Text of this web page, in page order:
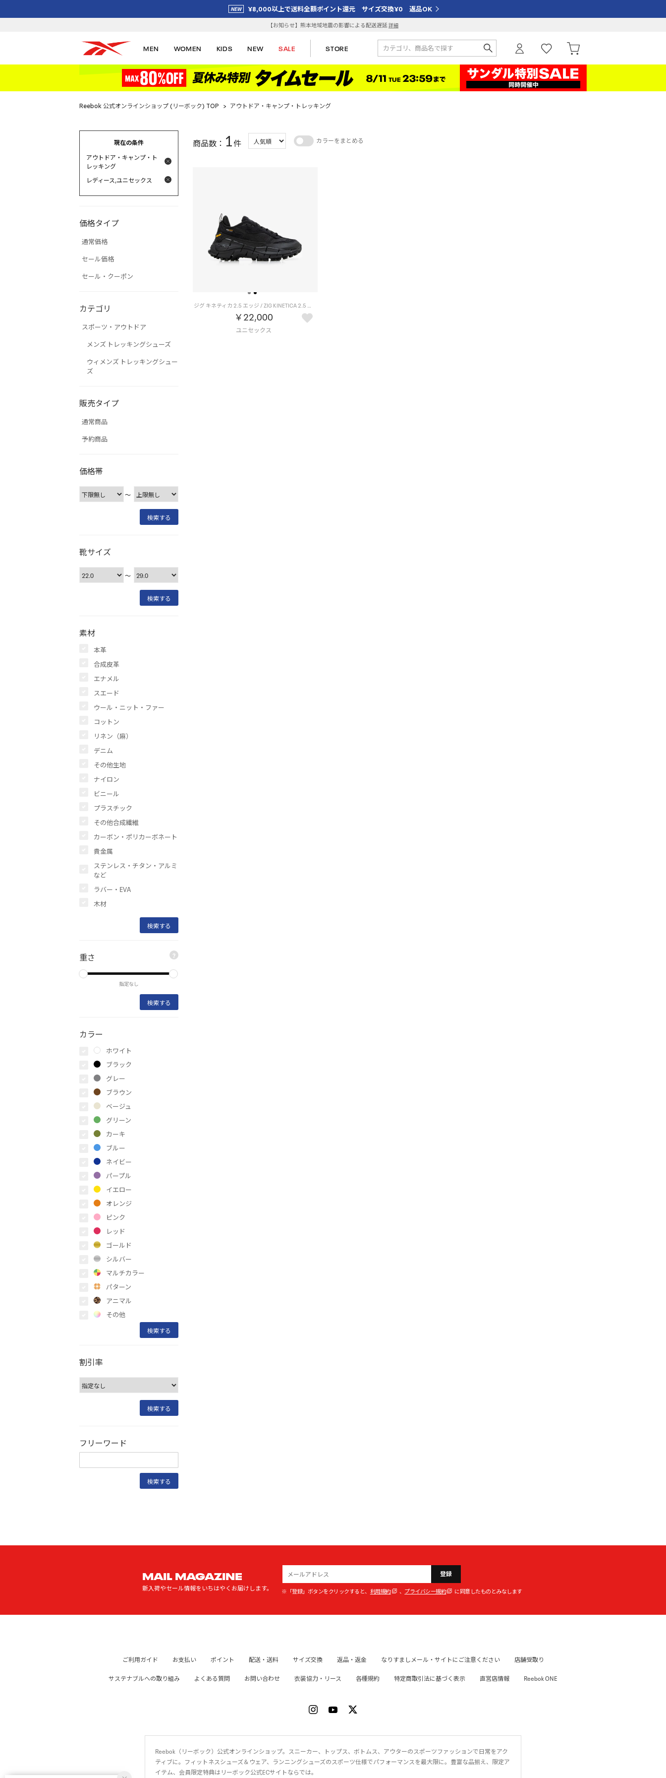
¥8,000以上で送料全額ポイント還元 サイズ交換¥0 返品OK
【お知らせ】熊本地域地震の影響による配送遅延詳細
MEN WOMEN KIDS NEW SALE STORE
Reebok 公式オンラインショップ (リーボック) TOP > アウトドア・キャンプ・トレッキング
現在の条件
アウトドア・キャンプ・ト
レッキング
レディース,ユニセックス
価格タイプ
通常価格
セール価格
セール・クーポン
カテゴリ
スポーツ・アウトドア
メンズ トレッキングシューズ
ウィメンズ トレッキングシュー
ズ
販売タイプ
通常商品
予約商品
価格帯
〜
靴サイズ
〜
素材
本革
合成皮革
エナメル
スエード
ウール・ニット・ファー
コットン
リネン（麻）
デニム
その他生地
ナイロン
ビニール
プラスチック
その他合成繊維
カーボン・ポリカーボネート
貴金属
ステンレス・チタン・アルミ
など
ラバー・EVA
木材
重さ ?
指定なし
カラー
ホワイト
ブラック
グレー
ブラウン
ベージュ
グリーン
カーキ
ブルー
ネイビー
パープル
イエロー
オレンジ
ピンク
レッド
ゴールド
シルバー
マルチカラー
パターン
アニマル
その他
割引率
フリーワード
商品数： 1件 カラーをまとめる
ジグ キネティカ 2.5 エッジ / ZIG KINETICA 2.5 EDGE （ブラック）
￥22,000
MAIL MAGAZINE
新入荷やセール情報をいちはやくお届けします。
登録
※「登録」ボタンをクリックすると、 利用規約 、 プライバシー規約 に同意したものとみなします
ご利用ガイド お支払い ポイント 配送・送料 サイズ交換 返品・返金 なりすましメール・サイトにご注意ください 店舗受取り
サステナブルへの取り組み よくある質問 お問い合わせ 衣装協力・リース 各種規約 特定商取引法に基づく表示 直営店情報 Reebok ONE
Reebok（リーボック）公式オンラインショップ。スニーカー、トップス、ボトムス、アウターのスポーツファッションで日常をアク
ティブに。フィットネスシューズ＆ウェア、ランニングシューズのスポーツ仕様でパフォーマンスを最大限に。豊富な品揃え、限定ア
イテム、会員限定特典はリーボック公式ECサイトならでは。